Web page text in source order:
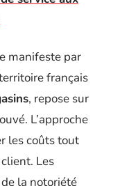
manifeste par
français
, repose sur
L’approche
les coûts tout
Les
la notoriété